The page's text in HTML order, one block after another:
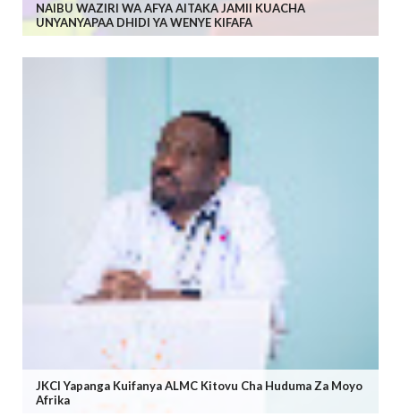
NAIBU WAZIRI WA AFYA AITAKA JAMII KUACHA
UNYANYAPAA DHIDI YA WENYE KIFAFA
JKCI Yapanga Kuifanya ALMC Kitovu Cha Huduma Za Moyo
Afrika